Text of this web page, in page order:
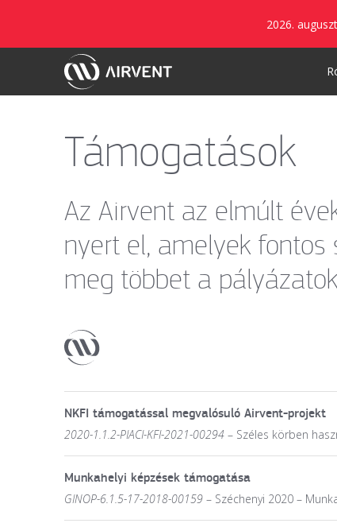
2026.
Támogatások
Az Airvent az elmúlt
nyert el, amelyek fontos
meg többet a
NKFI támogatással megvalósuló Airvent-projekt
2020-1.1.2-PIACI-KFI-2021-00294– Széles körben
Munkahelyi képzések támogatása
GINOP-6.1.5-17-2018-00159– Széchenyi 2020 –